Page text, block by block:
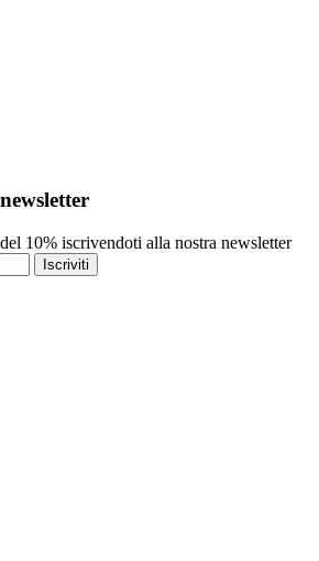
10% iscrivendoti alla nostra newsletter
Iscriviti